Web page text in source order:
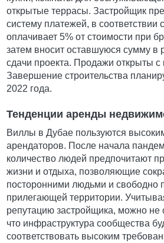
открытые террасы. Застройщик
систему платежей, в соответствии
оплачивает 5% от стоимости при
затем вносит оставшуюся сумму в
сдачи проекта. Продажи открыты с
Завершение строительства
2022 года.
Тенденции аренды
Виллы в Дубае пользуются
арендаторов. После начала
количество людей предпочитают
жизни и отдыха, позволяющие
посторонними людьми и свободно
прилегающей территории.
репутацию застройщика, можно не
что инфраструктура сообщества
соответствовать высоким